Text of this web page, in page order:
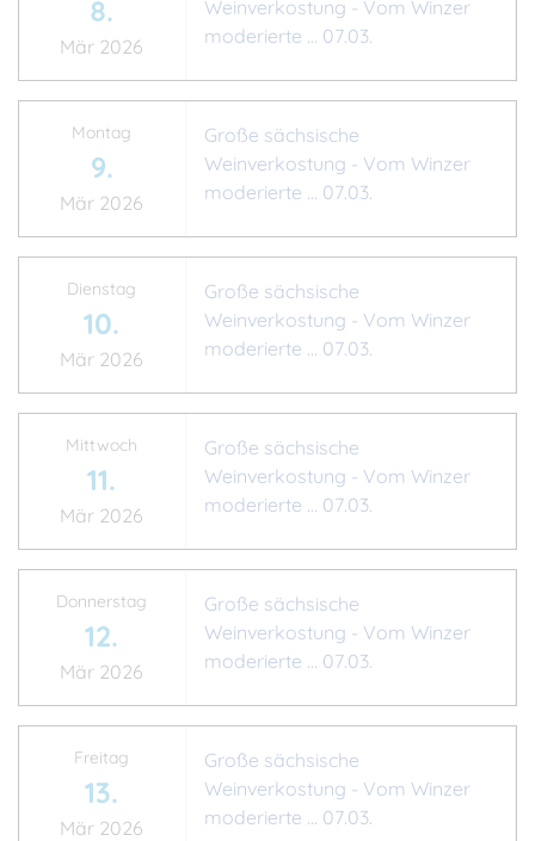
8.
Mär 2026
Weinverkostung - Vom Winzer
moderierte ... 07.03.
Montag
9.
Mär 2026
Große sächsische
Weinverkostung - Vom Winzer
moderierte ... 07.03.
Dienstag
10.
Mär 2026
Große sächsische
Weinverkostung - Vom Winzer
moderierte ... 07.03.
Mittwoch
11.
Mär 2026
Große sächsische
Weinverkostung - Vom Winzer
moderierte ... 07.03.
Donnerstag
12.
Mär 2026
Große sächsische
Weinverkostung - Vom Winzer
moderierte ... 07.03.
Freitag
13.
Mär 2026
Große sächsische
Weinverkostung - Vom Winzer
moderierte ... 07.03.